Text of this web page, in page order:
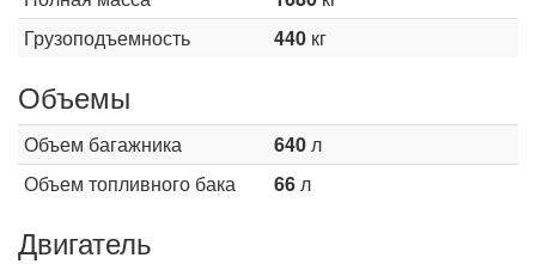
Грузоподъемность
440 кг
Объемы
Объем багажника 640л
Объем топливного бака
66л
Двигатель